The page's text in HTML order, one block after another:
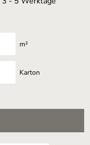
m²
Karton